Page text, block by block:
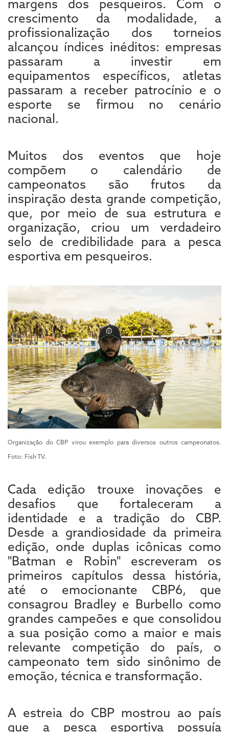
margens dos pesqueiros. Com o
crescimento da modalidade, a
profissionalização dos torneios
alcançou índices inéditos: empresas
passaram a investir em
equipamentos específicos, atletas
passaram a receber patrocínio e o
esporte se firmou no cenário
nacional.
Muitos dos eventos que hoje
compõem o calendário de
campeonatos são frutos da
inspiração desta grande competição,
que, por meio de sua estrutura e
organização, criou um verdadeiro
selo de credibilidade para a pesca
esportiva em pesqueiros.
Organização do CBP virou exemplo para diversos outros campeonatos.
Foto: Fish TV.
Cada edição trouxe inovações e
desafios que fortaleceram a
identidade e a tradição do CBP.
Desde a grandiosidade da primeira
edição, onde duplas icônicas como
"Batman e Robin" escreveram os
primeiros capítulos dessa história,
até o emocionante CBP6, que
consagrou Bradley e Burbello como
grandes campeões e que consolidou
a sua posição como a maior e mais
relevante competição do país, o
campeonato tem sido sinônimo de
emoção, técnica e transformação.
A estreia do CBP mostrou ao país
que a pesca esportiva possuía